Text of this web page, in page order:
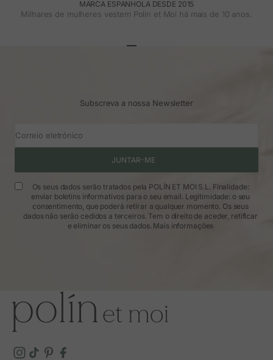
MARCA ESPANHOLA DESDE 2015
Milhares de mulheres vestem Polin et Moi há mais de 10 anos.
Subscreva a nossa Newsletter
Correio eletrónico
JUNTAR-ME
Os seus dados serão tratados pela POLÍN ET MOI S.L. Finalidade:
enviar boletins informativos para o seu email. Legitimidade: o seu
consentimento, que poderá retirar a qualquer momento. Os seus
dados não serão cedidos a terceiros. Tem o direito de aceder, retificar
e eliminar os seus dados. Mais informações